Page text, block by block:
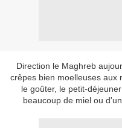
Direction le Maghreb
crêpes bien moelleuses aux
le goûter, le petit-
beaucoup de miel ou